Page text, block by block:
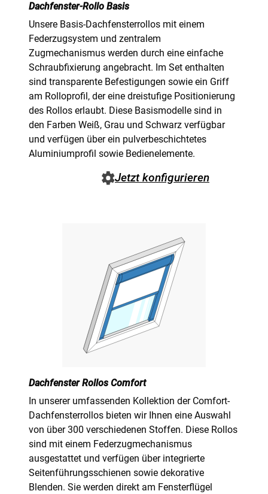
Dachfenster-Rollo Basis
Unsere Basis-Dachfensterrollos mit einem
Federzugsystem und zentralem
Zugmechanismus werden durch eine einfache
Schraubfixierung angebracht. Im Set enthalten
sind transparente Befestigungen sowie ein Griff
am Rolloprofil, der eine dreistufige Positionierung
des Rollos erlaubt. Diese Basismodelle sind in
den Farben Weiß, Grau und Schwarz verfügbar
und verfügen über ein pulverbeschichtetes
Aluminiumprofil sowie Bedienelemente.
Jetzt konfigurieren
Dachfenster Rollos Comfort
In unserer umfassenden Kollektion der Comfort-
Dachfensterrollos bieten wir Ihnen eine Auswahl
von über 300 verschiedenen Stoffen. Diese Rollos
sind mit einem Federzugmechanismus
ausgestattet und verfügen über integrierte
Seitenführungsschienen sowie dekorative
Blenden. Sie werden direkt am Fensterflügel